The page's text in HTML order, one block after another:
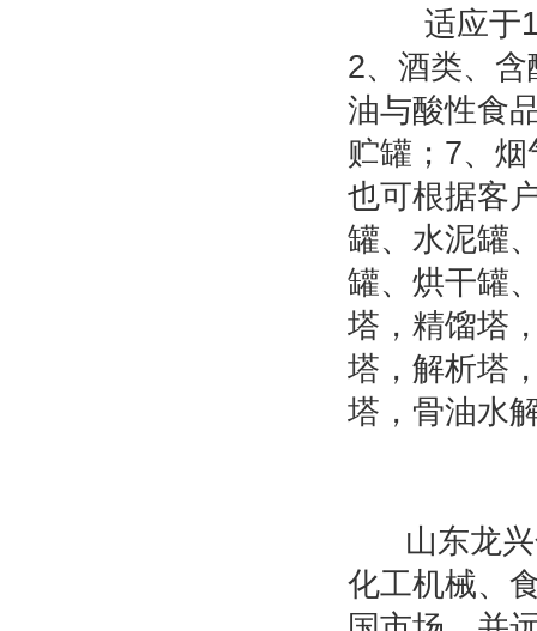
适应于1.
2、酒类、
油与酸性食
贮罐；7、
也可根据客
罐、水泥罐
罐、烘干罐
塔，精馏塔
塔，解析塔
塔，骨油水
山东龙
化工机械、